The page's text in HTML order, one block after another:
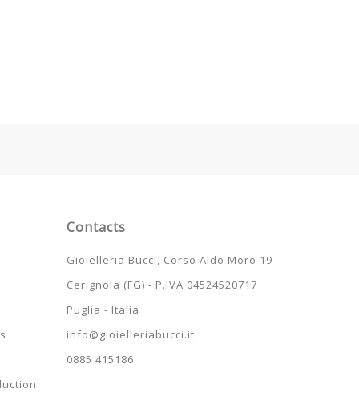
Contacts
Gioielleria Bucci, Corso Aldo Moro 19
Cerignola (FG) - P.IVA 04524520717
Puglia - Italia
info@gioielleriabucci.it
0885 415186